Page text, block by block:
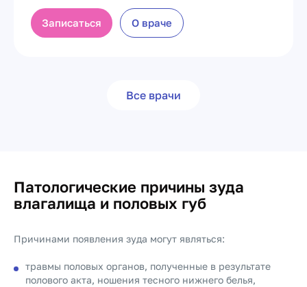
Записаться О враче
Все врачи
Патологические причины зуда
влагалища и половых губ
Причинами появления зуда могут являться:
травмы половых органов, полученные в результате
полового акта, ношения тесного нижнего белья,